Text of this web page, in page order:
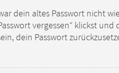
dein altes Passwort nicht
vergessen“ klickst
dein Passwort